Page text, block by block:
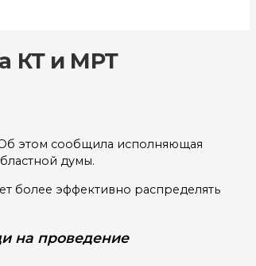
КТ и МРТ
этом сообщила исполняющая
думы.
более эффективно распределять
на проведение